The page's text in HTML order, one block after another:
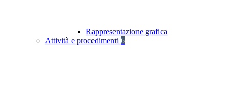
Rappresentazione grafica
Attività e procedimenti 6